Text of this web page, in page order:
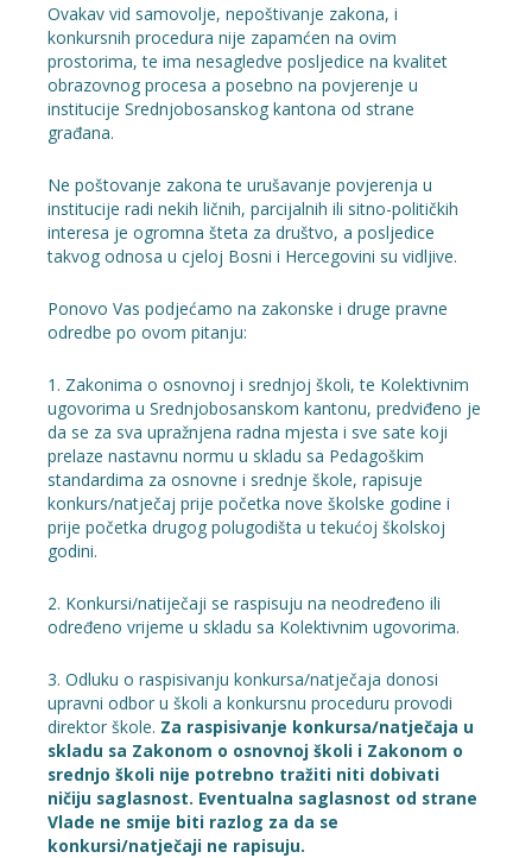
Ovakav vid samovolje, nepoštivanje zakona, i
konkursnih procedura nije zapamćen na ovim
prostorima, te ima nesagledve posljedice na kvalitet
obrazovnog procesa a posebno na povjerenje u
institucije Srednjobosanskog kantona od strane
građana.
Ne poštovanje zakona te urušavanje povjerenja u
institucije radi nekih ličnih, parcijalnih ili sitno-političkih
interesa je ogromna šteta za društvo, a posljedice
takvog odnosa u cjeloj Bosni i Hercegovini su vidljive.
Ponovo Vas podjećamo na zakonske i druge pravne
odredbe po ovom pitanju:
1. Zakonima o osnovnoj i srednjoj školi, te Kolektivnim
ugovorima u Srednjobosanskom kantonu, predviđeno je
da se za sva upražnjena radna mjesta i sve sate koji
prelaze nastavnu normu u skladu sa Pedagoškim
standardima za osnovne i srednje škole, rapisuje
konkurs/natječaj prije početka nove školske godine i
prije početka drugog polugodišta u tekućoj školskoj
godini.
2. Konkursi/natiječaji se raspisuju na neodređeno ili
određeno vrijeme u skladu sa Kolektivnim ugovorima.
3. Odluku o raspisivanju konkursa/natječaja donosi
upravni odbor u školi a konkursnu proceduru provodi
direktor škole. Za raspisivanje konkursa/natječaja u
skladu sa Zakonom o osnovnoj školi i Zakonom o
srednjo školi nije potrebno tražiti niti dobivati
ničiju saglasnost. Eventualna saglasnost od strane
Vlade ne smije biti razlog za da se
konkursi/natječaji ne rapisuju.